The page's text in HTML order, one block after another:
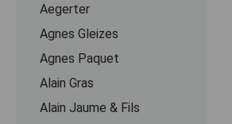
Aegerter
Agnes Gleizes
Agnes Paquet
Alain Gras
Alain Jaume & Fils